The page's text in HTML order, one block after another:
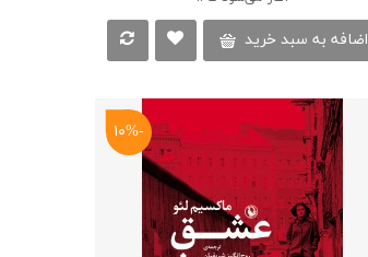
اضافه به سبد خرید
-۱۰%